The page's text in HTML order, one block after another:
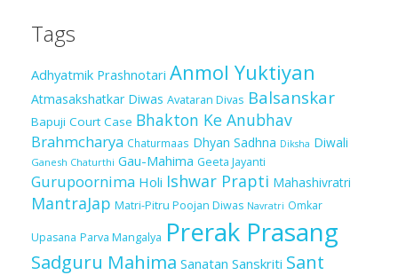
Tags
Adhyatmik Prashnotari Anmol Yuktiyan
Atmasakshatkar Diwas Avataran Divas Balsanskar
Bapuji Court Case Bhakton Ke Anubhav
Brahmcharya Chaturmaas Dhyan Sadhna Diksha Diwali
Ganesh Chaturthi Gau-Mahima Geeta Jayanti
Gurupoornima Holi Ishwar Prapti Mahashivratri
MantraJap Matri-Pitru Poojan Diwas Navratri Omkar
Upasana Parva Mangalya Prerak Prasang
Sadguru Mahima Sanatan Sanskriti Sant